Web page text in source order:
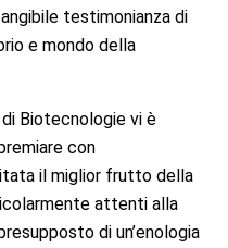
testimonianza di
e mondo della
Biotecnologie vi è
con
il miglior frutto della
attenti alla
di un’enologia